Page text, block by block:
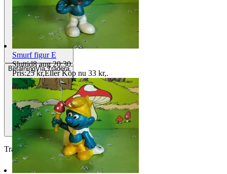
BetalningVia Tradera
Traderas köparskydd
Smurf figur E
Sluttid8 aug 20:30.
Pris:25 kr,Eller Köp nu 33 kr,.